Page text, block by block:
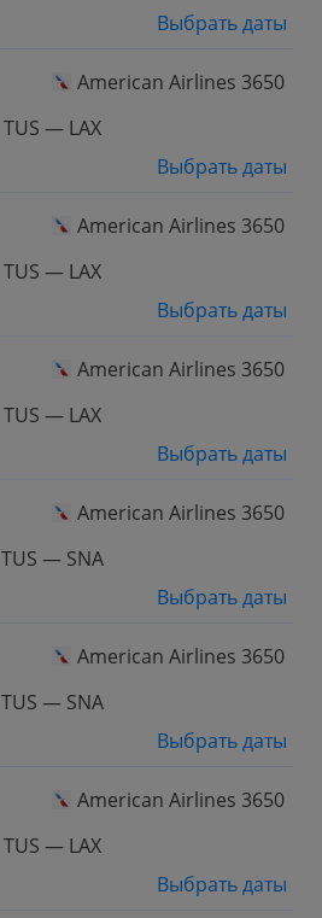
Выбрать даты
American Airlines 3650
TUS — LAX
Выбрать даты
American Airlines 3650
TUS — LAX
Выбрать даты
American Airlines 3650
TUS — LAX
Выбрать даты
American Airlines 3650
TUS — SNA
Выбрать даты
American Airlines 3650
TUS — SNA
Выбрать даты
American Airlines 3650
TUS — LAX
Выбрать даты